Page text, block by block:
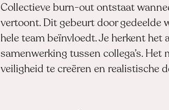
Collectieve burn-out ontstaat
vertoont. Dit gebeurt door gedeelde
hele team beïnvloedt. Je herkent
samenwerking tussen collega’s.
veiligheid te creëren en realistische